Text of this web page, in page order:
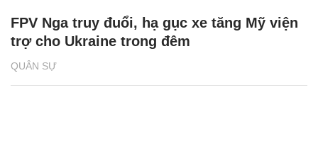
QUÂN SỰ
FPV Nga truy đuổi, hạ gục xe tăng Mỹ viện
trợ cho Ukraine trong đêm